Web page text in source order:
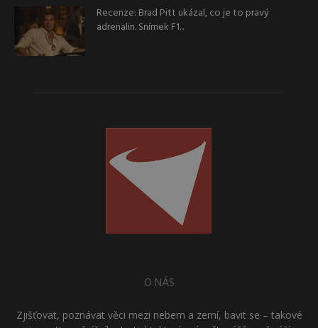
Recenze: Brad Pitt ukázal, co je to pravý
adrenalin. Snímek F1...
O NÁS
Zjišťovat, poznávat věci mezi nebem a zemí, bavit se – takové